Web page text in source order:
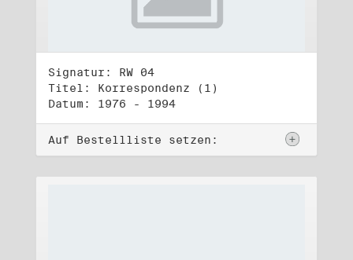
Signatur: RW 04
Titel: Korrespondenz (1)
Datum: 1976 - 1994
Auf Bestellliste setzen: